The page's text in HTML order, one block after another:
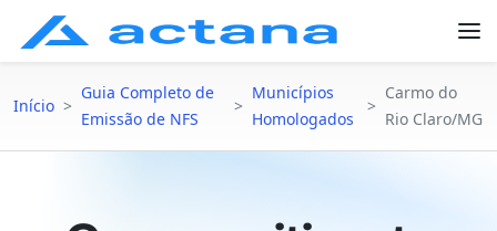
Início >
Guia Completo de
Emissão de NFS
>
Municípios
Homologados
>
Carmo do
Rio Claro/MG